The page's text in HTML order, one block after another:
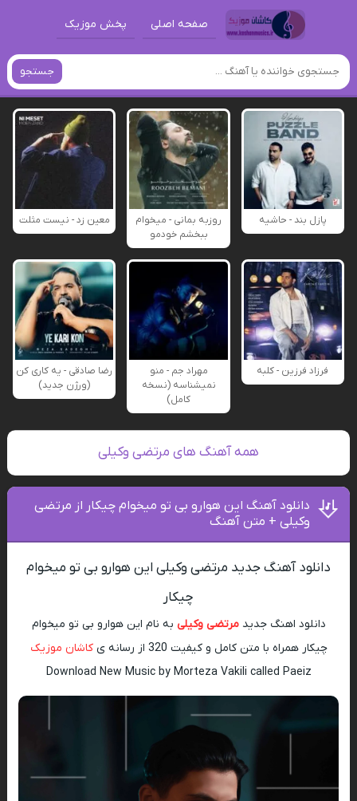
صفحه اصلی پخش موزیک
جستجو
پازل بند - حاشیه
روزبه بمانی - میخوام
ببخشم خودمو
معین زد - نیست مثلت
فرزاد فرزین - کلبه
مهراد جم - منو
نمیشناسه (نسخه
کامل)
رضا صادقی - یه کاری کن
(ورژن جدید)
همه آهنگ های مرتضی وکیلی
دانلود آهنگ اﻳﻦ ﻫﻮارو ﺑﻰ ﺗﻮ ﻣﻴﺨﻮام ﭼﻴﻜﺎر از مرتضی
وکیلی + متن آهنگ
دانلود آهنگ جدید مرتضی وکیلی اﻳﻦ ﻫﻮارو ﺑﻰ ﺗﻮ ﻣﻴﺨﻮام
ﭼﻴﻜﺎر
دانلود اهنگ جدیدمرتضی وکیلی به نام اﻳﻦ ﻫﻮارو ﺑﻰ ﺗﻮ ﻣﻴﺨﻮام
ﭼﻴﻜﺎر همراه با متن کامل و کیفیت 320 از رسانه ی
کاشان موزیک
Download New Music by Morteza Vakili called Paeiz